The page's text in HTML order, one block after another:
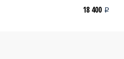
18 400 i